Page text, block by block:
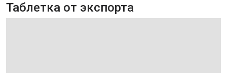
Таблетка от экспорта